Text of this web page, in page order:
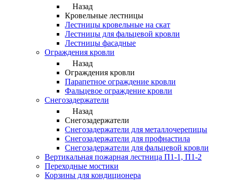
Назад
Кровельные лестницы
Лестницы кровельные на скат
Лестницы для фальцевой кровли
Лестницы фасадные
Ограждения кровли
Назад
Ограждения кровли
Парапетное ограждение кровли
Фальцевое ограждение кровли
Снегозадержатели
Назад
Снегозадержатели
Снегозадержатели для металлочерепицы
Снегозадержатели для профнастила
Снегозадержатели для фальцевой кровли
Вертикальная пожарная лестница П1-1, П1-2
Переходные мостики
Корзины для кондиционера